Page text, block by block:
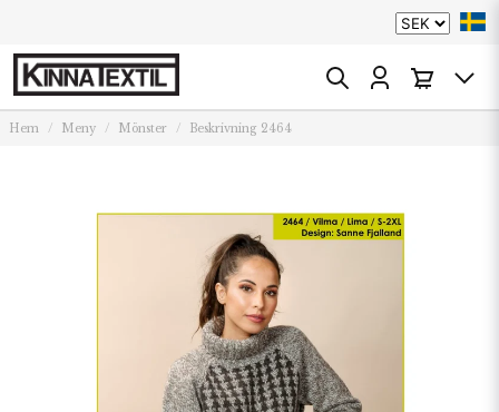
Hem Meny Mönster Beskrivning 2464